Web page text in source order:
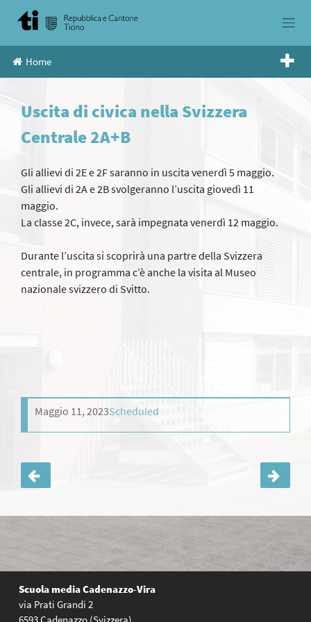
Home
Uscita di civica nella Svizzera
Centrale 2A+B
Gli allievi di 2E e 2F saranno in uscita venerdì 5 maggio.
Gli allievi di 2A e 2B svolgeranno l’uscita giovedì 11
maggio.
La classe 2C, invece, sarà impegnata venerdì 12 maggio.
Durante l’uscita si scoprirà una partre della Svizzera
centrale, in programma c’è anche la visita al Museo
nazionale svizzero di Svitto.
Maggio 11, 2023Scheduled
Navigazione
articoli
Scuola mediaCadenazzo-Vira
via Prati Grandi 2
6593 Cadenazzo (Svizzera)